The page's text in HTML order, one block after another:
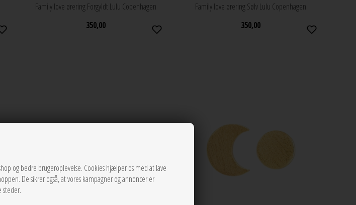
og bedre brugeroplevelse. Cookies hjælper os med at lave
De sikrer også, at vores kampagner og annoncer er
steder.
Family love ørering Forgyldt Lulu Copenhagen
350,00
Family love ørering Sølv Lulu Copenhagen
350,00